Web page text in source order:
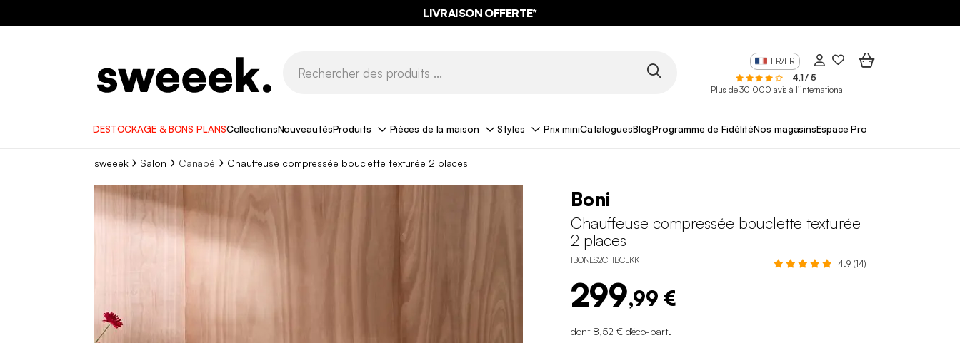
LIVRAISON OFFERTE*
FR/FR
4,1 / 5
Plus de 30 000 avis à l’international
DESTOCKAGE & BONS PLANSCollectionsNouveautésProduits Pièces de la maison Styles Prix miniCataloguesBlogProgramme de FidélitéNos magasinsEspace Pro
sweeek Salon Canapé Chauffeuse compressée bouclette texturée 2 places
Boni
Chauffeuse compressée bouclette texturée
2 places
IBONLS2CHBCLKK 4.9 (14)
299,99 €
dont 8,52 € d'éco-part.